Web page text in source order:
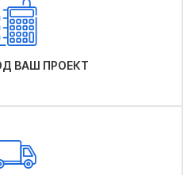
ВАШ ПРОЕКТ